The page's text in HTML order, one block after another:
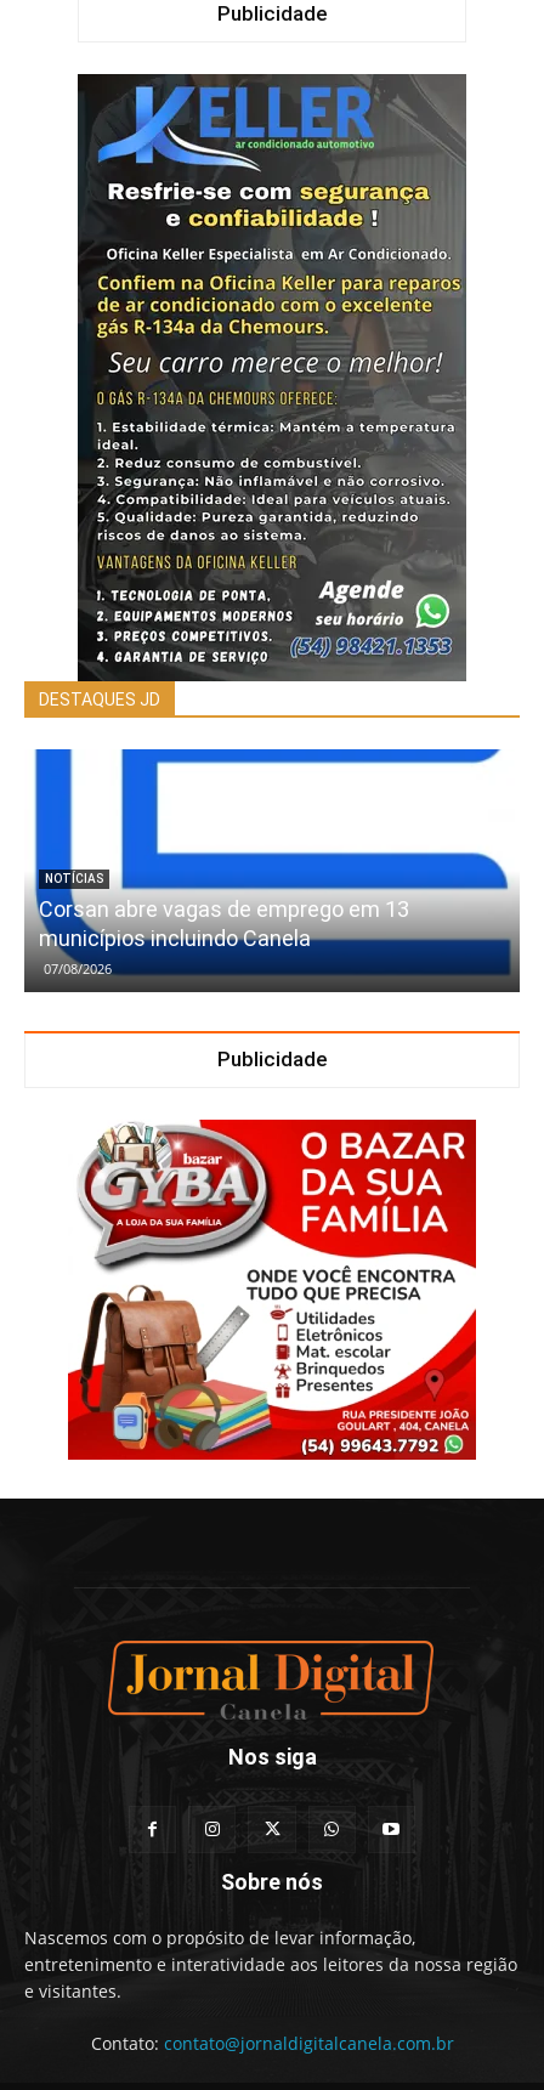
Publicidade
DESTAQUES JD
NOTÍCIAS
Corsan abre vagas de emprego em 13
municípios incluindo Canela
07/08/2026
Publicidade
Nos siga
Sobre nós
Nascemos com o propósito de levar informação,
entretenimento e interatividade aos leitores da nossa região
e visitantes.
Contato: contato@jornaldigitalcanela.com.br